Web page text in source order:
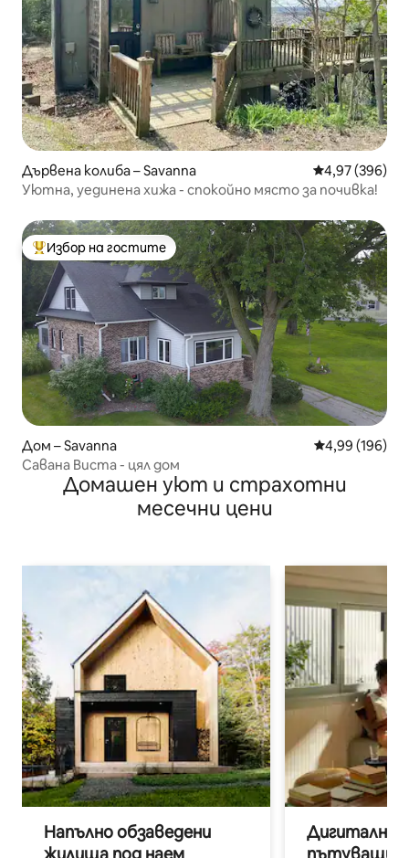
Дървена колиба – Savanna Средна
4,97 (396)
Уютна, уединена хижа - спокойно място за почивка!
Най-популярен избор на гостите
Избор на гостите
Дом – Savanna Средна
4,99 (196)
Савана Виста - цял дом
Домашен уют и страхотни
месечни цени
Напълно обзаведени
жилища под наем
Дигитални
пътуващи